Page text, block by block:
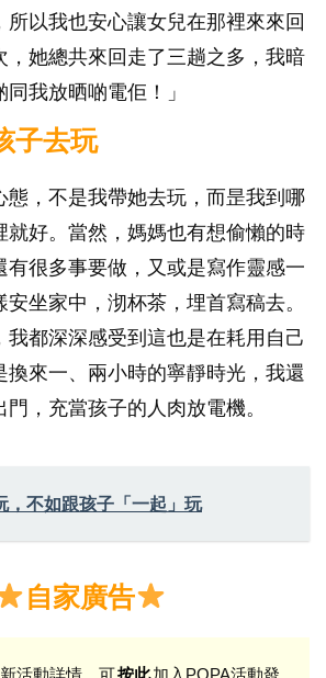
所以我也安心讓女兒在那裡來來回
，她總共來回走了三趟之多，我暗
我放晒啲電佢！」
子去玩
態，不是我帶她去玩，而昰我到哪
就好。當然，媽媽也有想偷懶的時
有很多事要做，又或是寫作靈感一
坐家中，沏杯茶，埋首寫稿去。
我都深深感受到這也是在耗用自己
換來一、兩小時的寧靜時光，我還
，充當孩子的人肉放電機。
，不如跟孩子「一起」玩
自家廣告
活動詳情，可 加入POPA活動發